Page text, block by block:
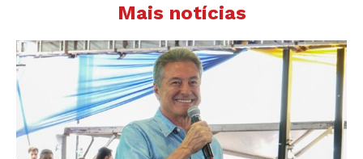
Mais notícias